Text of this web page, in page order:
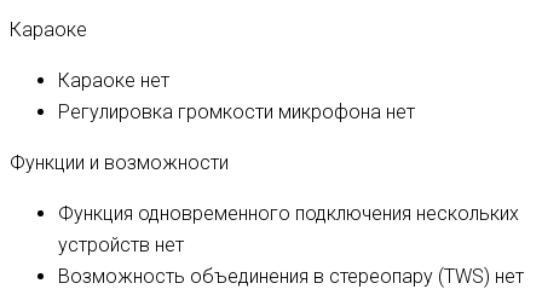
Караоке
Караоке нет
Регулировка громкости микрофона нет
Функции и возможности
Функция одновременного подключения нескольких
устройств нет
Возможность объединения в стереопару (TWS) нет